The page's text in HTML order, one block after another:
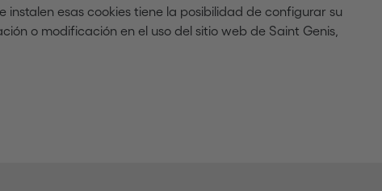
instalen esas cookies tiene la posibilidad de configurar su
o modificación en el uso del sitio web de Saint Genis,